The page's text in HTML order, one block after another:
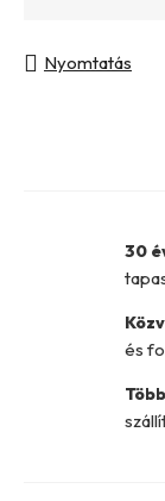
Nyomtatás
30
és